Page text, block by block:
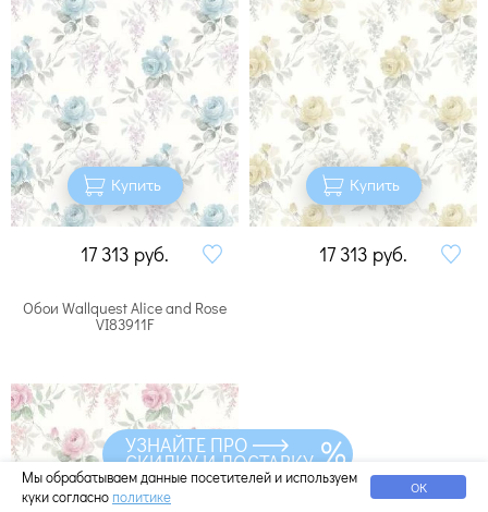
Купить
17 313 руб.
Купить
17 313 руб.
Обои Wallquest Alice and Rose
VI83911F
Мы обрабатываем данные посетителей и используем
куки согласно политике ОК
УЗНАЙТЕ ПРО
СКИДКУ И ДОСТАВКУ